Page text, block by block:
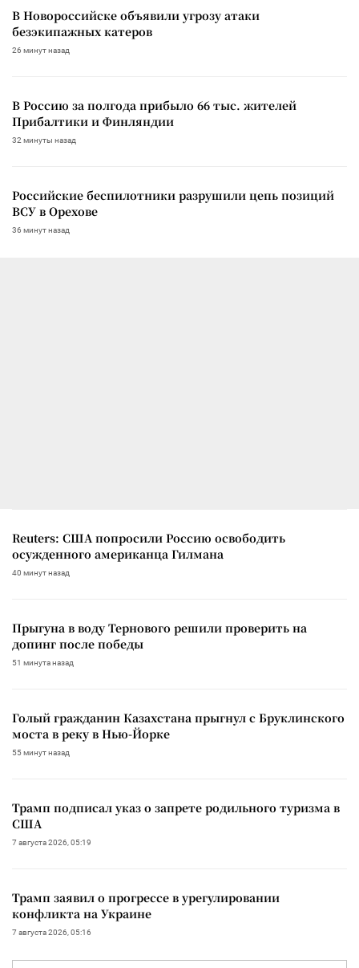
В Новороссийске объявили угрозу атаки
безэкипажных катеров
26 минут назад
В Россию за полгода прибыло 66 тыс. жителей
Прибалтики и Финляндии
32 минуты назад
Российские беспилотники разрушили цепь позиций
ВСУ в Орехове
36 минут назад
Reuters: США попросили Россию освободить
осужденного американца Гилмана
40 минут назад
Прыгуна в воду Тернового решили проверить на
допинг после победы
51 минута назад
Голый гражданин Казахстана прыгнул с Бруклинского
моста в реку в Нью-Йорке
55 минут назад
Трамп подписал указ о запрете родильного туризма в
США
7 августа 2026, 05:19
Трамп заявил о прогрессе в урегулировании
конфликта на Украине
7 августа 2026, 05:16